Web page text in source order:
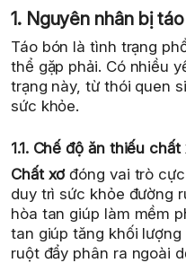
1. Nguyên nhân bị
Táo bón là tình trạng
thể gặp phải. Có nhiều
trạng này, từ thói quen
sức khỏe.
1.1. Chế độ ăn thiếu chất
Chất xơđóng vai trò
duy trì sức khỏe đường
hòa tan giúp làm mềm
tan giúp tăng khối
ruột đẩy phân ra ngoài